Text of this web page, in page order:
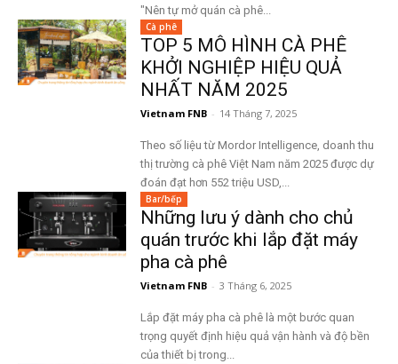
"Nên tự mở quán cà phê...
Cà phê
TOP 5 MÔ HÌNH CÀ PHÊ
KHỞI NGHIỆP HIỆU QUẢ
NHẤT NĂM 2025
Vietnam FNB - 14 Tháng 7, 2025
Theo số liệu từ Mordor Intelligence, doanh thu
thị trường cà phê Việt Nam năm 2025 được dự
đoán đạt hơn 552 triệu USD,...
Bar/bếp
Những lưu ý dành cho chủ
quán trước khi lắp đặt máy
pha cà phê
Vietnam FNB - 3 Tháng 6, 2025
Lắp đặt máy pha cà phê là một bước quan
trọng quyết định hiệu quả vận hành và độ bền
của thiết bị trong...